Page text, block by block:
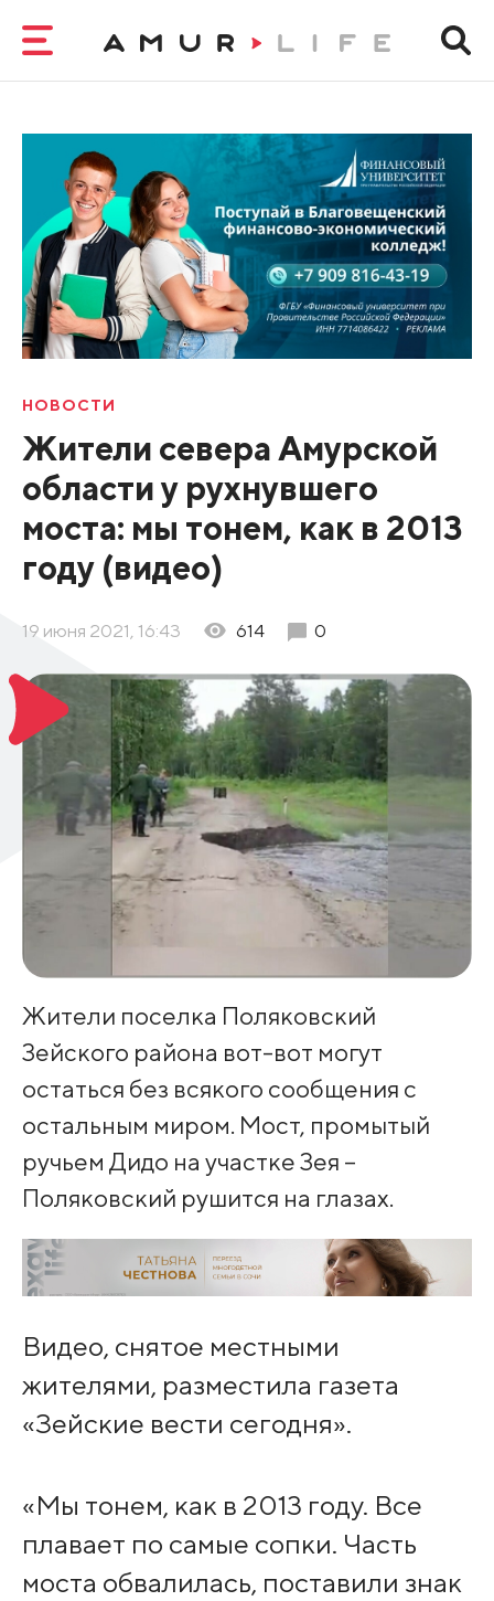
НОВОСТИ
Жители севера Амурской
области у рухнувшего
моста: мы тонем, как в 2013
году (видео)
19 июня 2021, 16:43 614 0
Жители поселка Поляковский
Зейского района вот-вот могут
остаться без всякого сообщения с
остальным миром. Мост, промытый
ручьем Дидо на участке Зея –
Поляковский рушится на глазах.
Видео, снятое местными
жителями, разместила газета
«Зейские вести сегодня».
«Мы тонем, как в 2013 году. Все
плавает по самые сопки. Часть
моста обвалилась, поставили знак